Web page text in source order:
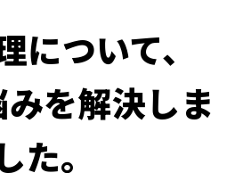
について、
を解決しま
た。